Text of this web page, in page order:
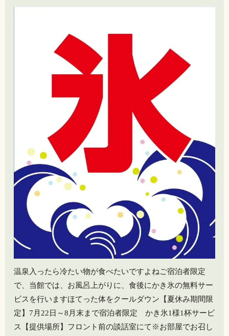
温泉入ったら冷たい物が食べたいですよねご宿泊者限定
で、当館では、お風呂上がりに、食後にかき氷の無料サー
ビスを行います️ほてった体をクールダウン【夏休み期間限
定】7月22日～8月末まで宿泊者限定 かき氷1様1杯サービ
ス【提供場所】フロント前の談話室にて※お部屋でお召し